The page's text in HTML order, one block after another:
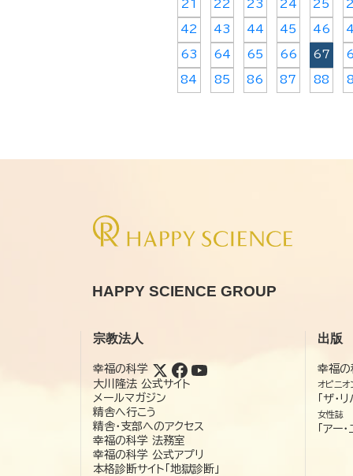
21 22 23 24 25
42 43 44 45 46
63 64 65 66 67
84 85 86 87 88
HAPPY SCIENCE GROUP
宗教法人
幸福の科学
大川隆法 公式サイト
メールマガジン
精舎へ行こう
精舎・支部へのアクセス
幸福の科学 法務室
幸福の科学 公式アプリ
本格診断サイト「地獄診断」
出版
幸福の
オピニオ
「ザ・
女性誌
「アー